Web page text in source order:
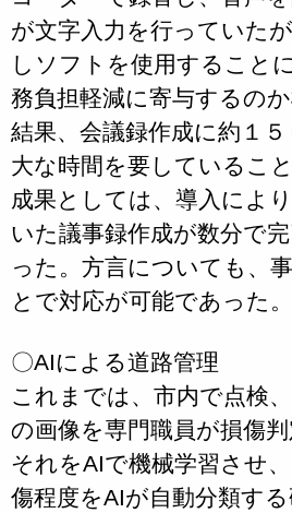
が文字入力を行っていた
しソフトを使用すること
務負担軽減に寄与するの
結果、会議録作成に約１
大な時間を要していること
成果としては、導入によ
いた議事録作成が数分で
った。方言についても、
とで対応が可能であった。
〇AIによる道路管理
これまでは、市内で点検
の画像を専門職員が損傷判
それをAIで機械学習させ
傷程度をAIが自動分類す